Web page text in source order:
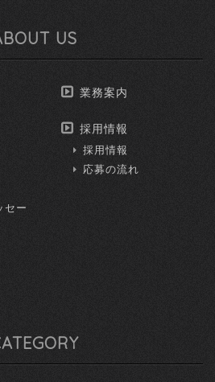
US
セー
業務案内
採用情報
採用情報
応募の流れ